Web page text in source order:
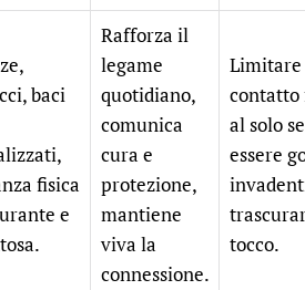
baci
fisica
e
Rafforza il
legame
quotidiano,
comunica
cura e
protezione,
mantiene
viva la
connessione.
contatto
al solo
essere
tocco.